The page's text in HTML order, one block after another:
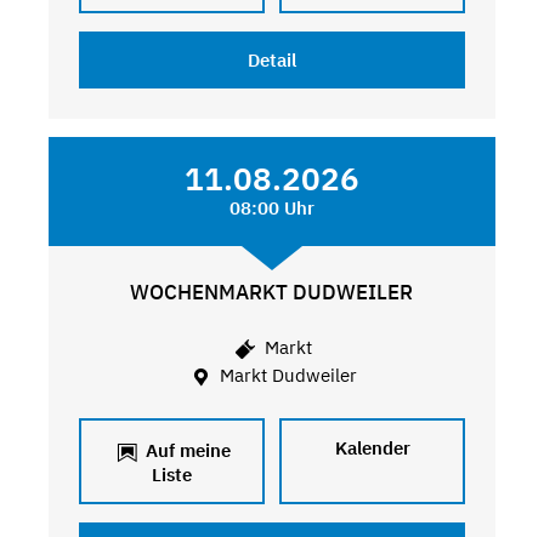
Detail
11.08.2026
08:00 Uhr
WOCHENMARKT DUDWEILER
Markt
Markt Dudweiler
Auf meine
Liste
Kalender